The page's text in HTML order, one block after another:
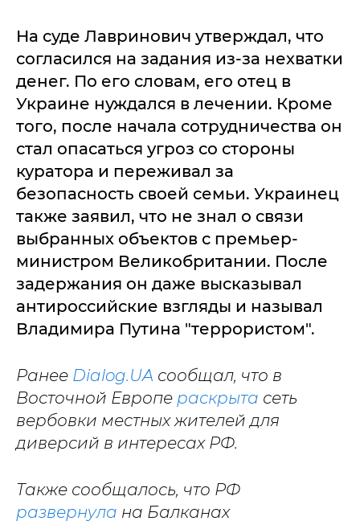
На суде Лавринович утверждал, что
согласился на задания из-за нехватки
денег. По его словам, его отец в
Украине нуждался в лечении. Кроме
того, после начала сотрудничества он
стал опасаться угроз со стороны
куратора и переживал за
безопасность своей семьи. Украинец
также заявил, что не знал о связи
выбранных объектов с премьер-
министром Великобритании. После
задержания он даже высказывал
антироссийские взгляды и называл
Владимира Путина "террористом".
Ранее Dialog.UA сообщал, что в
Восточной Европе раскрыта сеть
вербовки местных жителей для
диверсий в интересах РФ.
Также сообщалось, что РФ
развернула на Балканах